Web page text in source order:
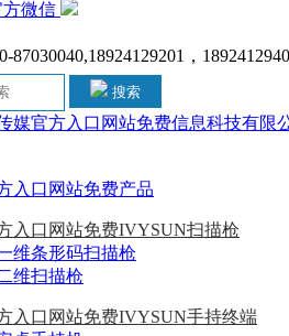
方微信
87030040,18924129201，
搜索
入口网站免费产品
入口网站免费IVYSUN扫描枪
维条形码扫描枪
维扫描枪
入口网站免费IVYSUN手持终端